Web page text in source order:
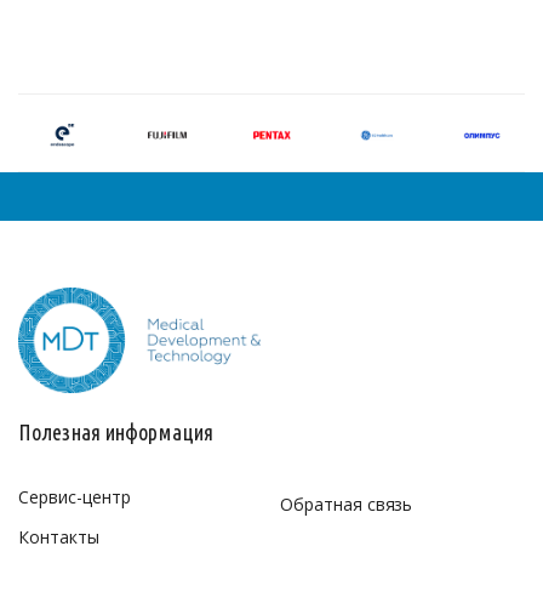
Полезная информация
Сервис-центр
Контакты
Обратная связь